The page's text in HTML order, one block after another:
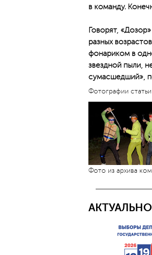
в команду.
Говорят,
разных
фонариком в
звездной пыли,
сумасшедший»,
Фотографии статьи
Фото из архива
АКТУАЛЬНО